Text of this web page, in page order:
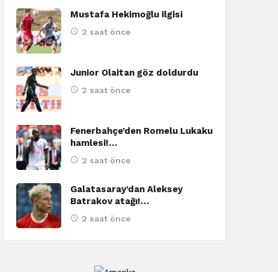
BEŞIKTAŞ
Mustafa
Mustafa Hekimoğlu ilgisi
2 saat önce
Junior Olaitan göz doldurdu
2 saat önce
Fenerbahçe’den Romelu Lukaku
hamlesi!…
2 saat önce
Galatasaray’dan Aleksey
Batrakov atağı!…
2 saat önce